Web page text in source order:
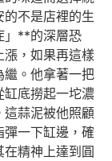
不是店裡的生
」**的深層恐
漲，如果再這樣
繼。他拿著一把
缸底撈起一坨濃
這蒜泥被他照顧
一下缸邊，確
精神上達到圓